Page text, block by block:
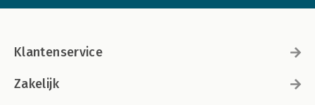
Klantenservice
Zakelijk